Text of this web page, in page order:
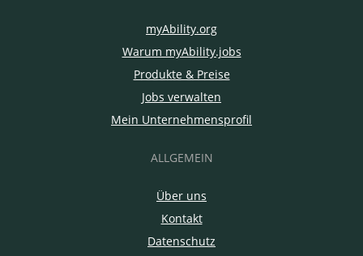
myAbility.org
Warum myAbility.jobs
Produkte & Preise
Jobs verwalten
Mein Unternehmensprofil
ALLGEMEIN
Über uns
Kontakt
Datenschutz